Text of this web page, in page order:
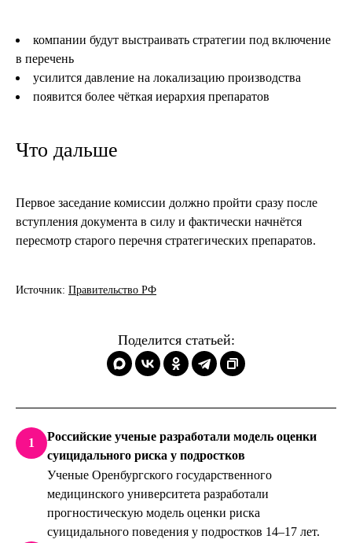
компании будут выстраивать стратегии под включение
в перечень
усилится давление на локализацию производства
появится более чёткая иерархия препаратов
Что дальше
Первое заседание комиссии должно пройти сразу после
вступления документа в силу и фактически начнётся
пересмотр старого перечня стратегических препаратов.
Источник: Правительство РФ
Поделится статьей:
1
Российские ученые разработали модель оценки
суицидального риска у подростков
Ученые Оренбургского государственного
медицинского университета разработали
прогностическую модель оценки риска
суицидального поведения у подростков 14–17 лет.